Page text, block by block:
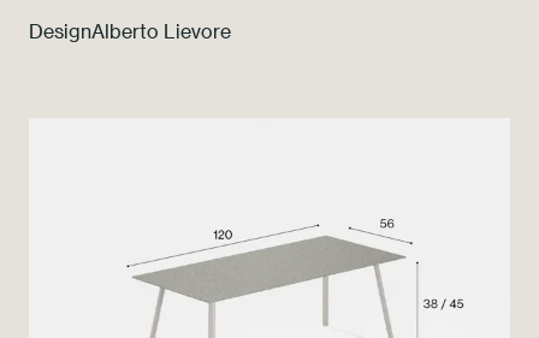
Collezioni
Color Revolution
Contatti
DesignAlberto Lievore